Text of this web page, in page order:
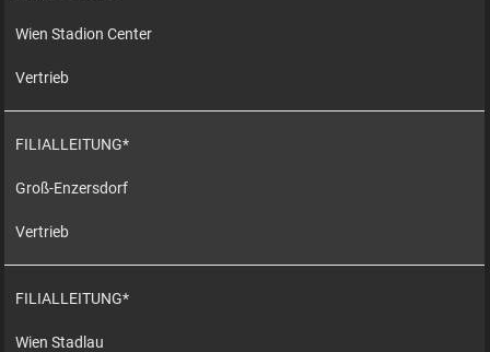
Wien Stadion Center
Vertrieb
FILIALLEITUNG*
Groß-Enzersdorf
Vertrieb
FILIALLEITUNG*
Wien Stadlau